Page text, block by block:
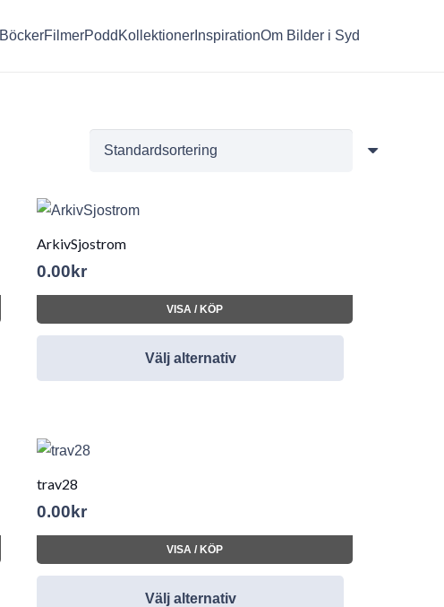
BöckerFilmerPodd Kollektioner InspirationOm Bilder i Syd
ArkivSjostrom
0.00 kr
VISA / KÖP
Välj alternativ
trav28
0.00 kr
VISA / KÖP
Välj alternativ